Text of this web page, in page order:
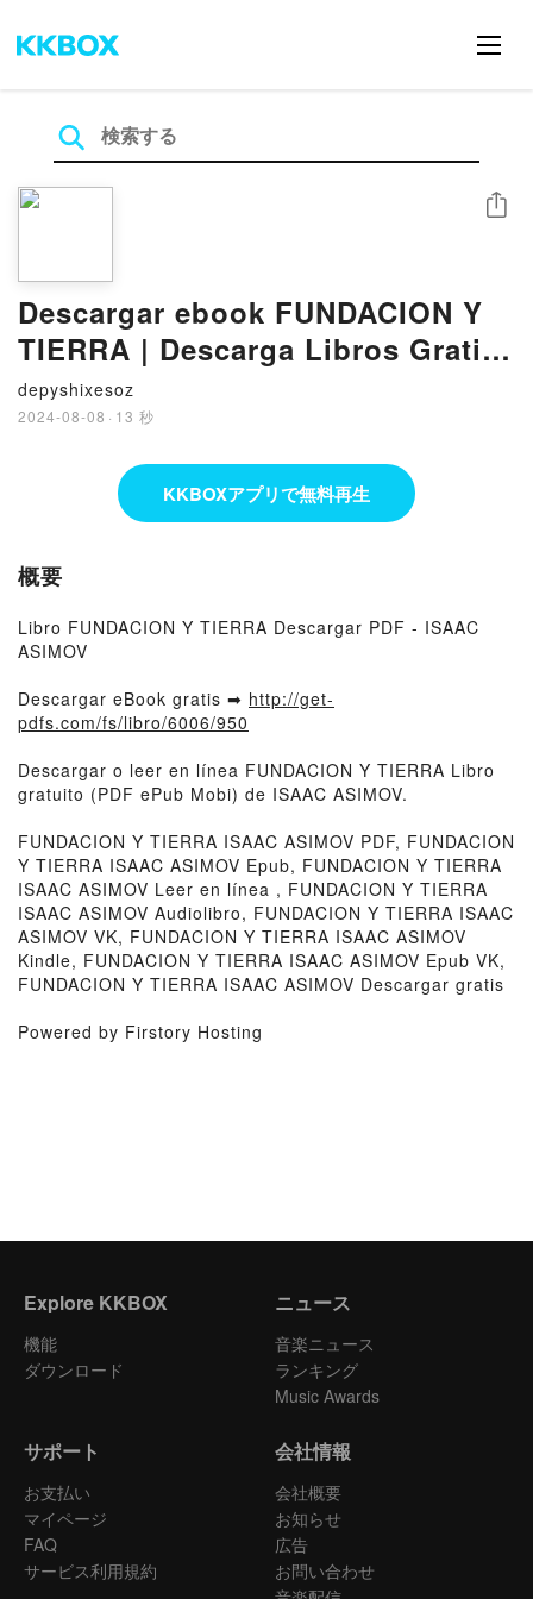
Descargar ebook FUNDACION Y
TIERRA | Descarga Libros Gratis
(PDF - EPUB)
depyshixesoz
2024-08-08 · 13 秒
シェア
KKBOXアプリで無料再生
概要
Libro FUNDACION Y TIERRA Descargar PDF - ISAAC
ASIMOV
Descargar eBook gratis ➡ http://get-
pdfs.com/fs/libro/6006/950
Descargar o leer en línea FUNDACION Y TIERRA Libro
gratuito (PDF ePub Mobi) de ISAAC ASIMOV.
FUNDACION Y TIERRA ISAAC ASIMOV PDF, FUNDACION
Y TIERRA ISAAC ASIMOV Epub, FUNDACION Y TIERRA
ISAAC ASIMOV Leer en línea , FUNDACION Y TIERRA
ISAAC ASIMOV Audiolibro, FUNDACION Y TIERRA ISAAC
ASIMOV VK, FUNDACION Y TIERRA ISAAC ASIMOV
Kindle, FUNDACION Y TIERRA ISAAC ASIMOV Epub VK,
FUNDACION Y TIERRA ISAAC ASIMOV Descargar gratis
Powered by Firstory Hosting
Explore KKBOX
機能
ダウンロード
ニュース
音楽ニュース
ランキング
Music Awards
サポート
お支払い
マイページ
FAQ
サービス利用規約
会社情報
会社概要
お知らせ
広告
お問い合わせ